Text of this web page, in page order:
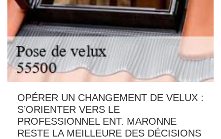
OPÉRER UN CHANGEMENT DE VELUX :
S’ORIENTER VERS LE
PROFESSIONNEL ENT. MARONNE
RESTE LA MEILLEURE DES DÉCISIONS